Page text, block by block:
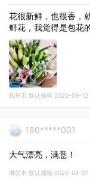
花很新鲜，也很香，
鲜花，我觉得是包花
杭州市 默认规格 2020-09-12
180*****001
大气漂亮，满意！
潍坊市 默认规格 2020-04-01